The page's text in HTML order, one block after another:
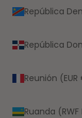
República
República
Reunión
Ruanda (RWF